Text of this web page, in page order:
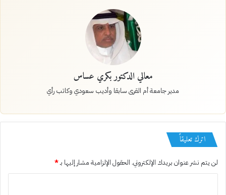
معالي الدكتور بكري عساس
مدير جامعة أم القرى سابقا وأديب سعودي وكاتب رأي
اترك تعليقاً
لن يتم نشر عنوان بريدك الإلكتروني. الحقول الإلزامية مشار إليها بـ*